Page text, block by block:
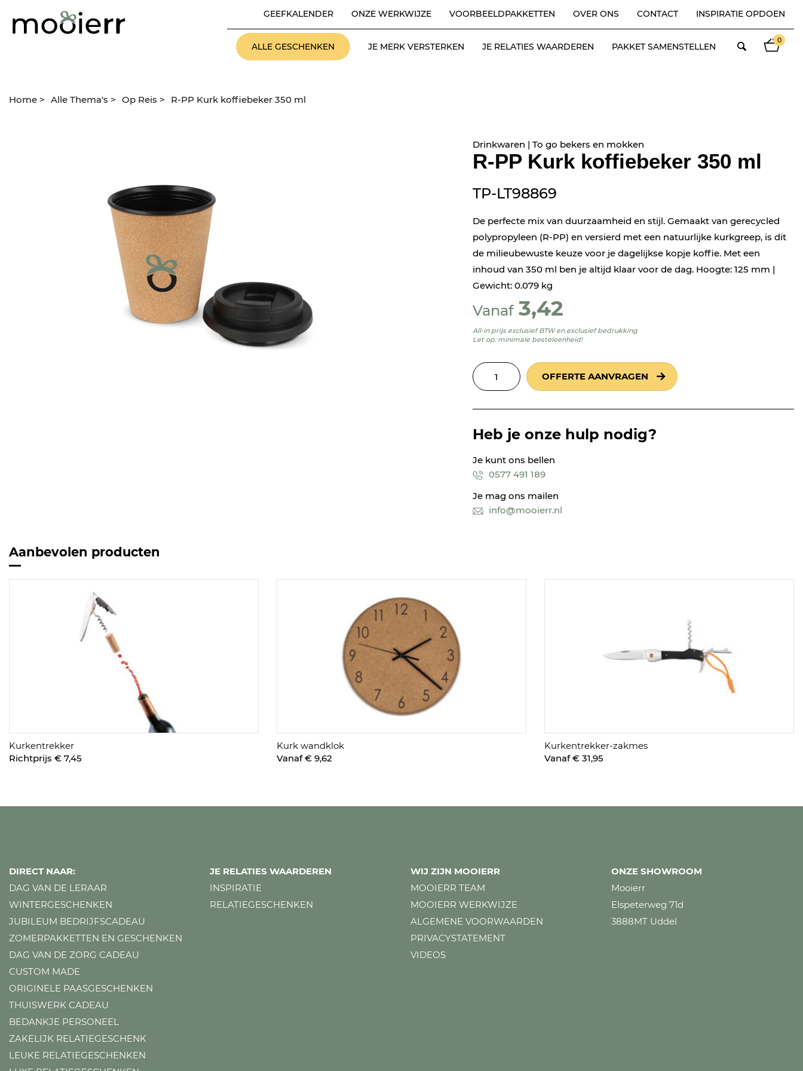
GEEFKALENDER ONZE WERKWIJZE VOORBEELDPAKKETTEN OVER ONS CONTACT INSPIRATIE OPDOEN
ALLE GESCHENKEN JE MERK VERSTERKEN JE RELATIES WAARDEREN PAKKET SAMENSTELLEN
0
Home > Alle Thema's > Op Reis > R-PP Kurk koffiebeker 350 ml
Drinkwaren | To go bekers en mokken
R-PP Kurk koffiebeker 350 ml
TP-LT98869
De perfecte mix van duurzaamheid en stijl. Gemaakt van gerecycled
polypropyleen (R-PP) en versierd met een natuurlijke kurkgreep, is dit
de milieubewuste keuze voor je dagelijkse kopje koffie. Met een
inhoud van 350 ml ben je altijd klaar voor de dag. Hoogte: 125 mm |
Gewicht: 0.079 kg
Vanaf 3,42
All-in prijs exclusief BTW en exclusief bedrukking
Let op: minimale besteleenheid!
OFFERTE AANVRAGEN
Heb je onze hulp nodig?
Je kunt ons bellen
0577 491 189
Je mag ons mailen
info@mooierr.nl
Aanbevolen producten
Kurkentrekker
Richtprijs € 7,45
Kurk wandklok
Vanaf € 9,62
Kurkentrekker-zakmes
Vanaf € 31,95
DIRECT NAAR:
DAG VAN DE LERAAR
WINTERGESCHENKEN
JUBILEUM BEDRIJFSCADEAU
ZOMERPAKKETTEN EN GESCHENKEN
DAG VAN DE ZORG CADEAU
CUSTOM MADE
ORIGINELE PAASGESCHENKEN
THUISWERK CADEAU
BEDANKJE PERSONEEL
ZAKELIJK RELATIEGESCHENK
LEUKE RELATIEGESCHENKEN
JE RELATIES WAARDEREN
INSPIRATIE
RELATIEGESCHENKEN
WIJ ZIJN MOOIERR
MOOIERR TEAM
MOOIERR WERKWIJZE
ALGEMENE VOORWAARDEN
PRIVACYSTATEMENT
VIDEOS
ONZE SHOWROOM
Mooierr
Elspeterweg 71d
3888MT Uddel